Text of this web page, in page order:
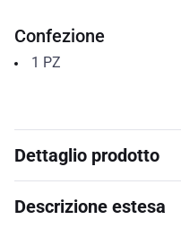
Confezione
1 PZ
Dettaglio prodotto
Descrizione estesa